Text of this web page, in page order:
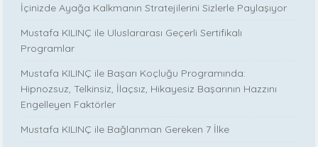
İçinizde Ayağa Kalkmanın Stratejilerini Sizlerle Paylaşıyor
Mustafa KILINÇ ile Uluslararası Geçerli Sertifikalı
Programlar
Mustafa KILINÇ ile Başarı Koçluğu Programında:
Hipnozsuz, Telkinsiz, İlaçsız, Hikayesiz Başarının Hazzını
Engelleyen Faktörler
Mustafa KILINÇ ile Bağlanman Gereken 7 İlke